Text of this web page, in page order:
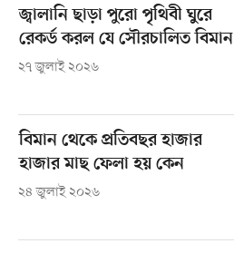
জ্বালানি ছাড়া পুরো পৃথিবী ঘুরে
রেকর্ড করল যে সৌরচালিত বিমান
২৭ জুলাই ২০২৬
বিমান থেকে প্রতিবছর হাজার
হাজার মাছ ফেলা হয় কেন
২৪ জুলাই ২০২৬